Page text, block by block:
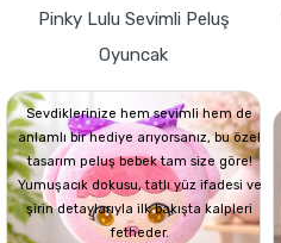
Pinky Lulu Sevimli Peluş
Oyuncak
Sevdiklerinize hem sevimli hem de
anlamlı bir hediye arıyorsanız, bu özel
tasarım peluş bebek tam size göre!
Yumuşacık dokusu, tatlı yüz ifadesi ve
şirin detaylarıyla ilk bakışta kalpleri
fetheder.